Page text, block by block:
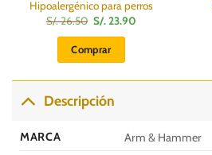
Hipoalergénico para perros
S/.26.50 El
precio
original
era:
S/.
S/.23.90
Comprar
Descripción
MARCA
Arm & Hammer